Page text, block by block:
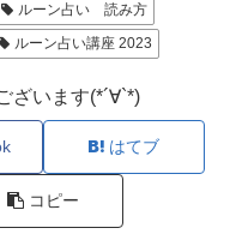
ルーン占い 読み方
ルーン占い講座 2023
ざいます(*´∀`*)
はてブ
コピー